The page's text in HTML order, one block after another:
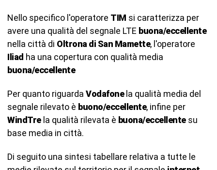
Nello specifico l'operatore TIM si caratterizza per
avere una qualità del segnale LTE buona/eccellente
nella città di Oltrona di San Mamette, l'operatore
Iliad ha una copertura con qualità media
buona/eccellente
Per quanto riguarda Vodafonela qualità media del
segnale rilevato è buono/eccellente, infine per
WindTrela qualità rilevata è buona/eccellentesu
base media in città.
Di seguito una sintesi tabellare relativa a tutte le